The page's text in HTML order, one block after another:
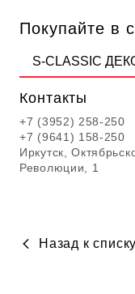
Покупайте в
S-CLASSIC
Контакты
+7 (3952) 258-250
+7 (9641) 158-250
Иркутск,
Революции, 1
Назад к списку